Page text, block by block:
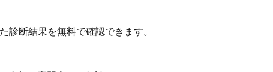
断結果を無料で確認できます。